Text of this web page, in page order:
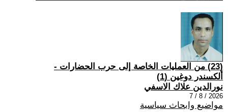
(23) من العمليات الخاصة إلى حرب الحضارات -
ألكسندر دوغين (1)
نورالدين علاك الاسفي
2026 / 8 / 7
مواضيع وابحاث سياسية